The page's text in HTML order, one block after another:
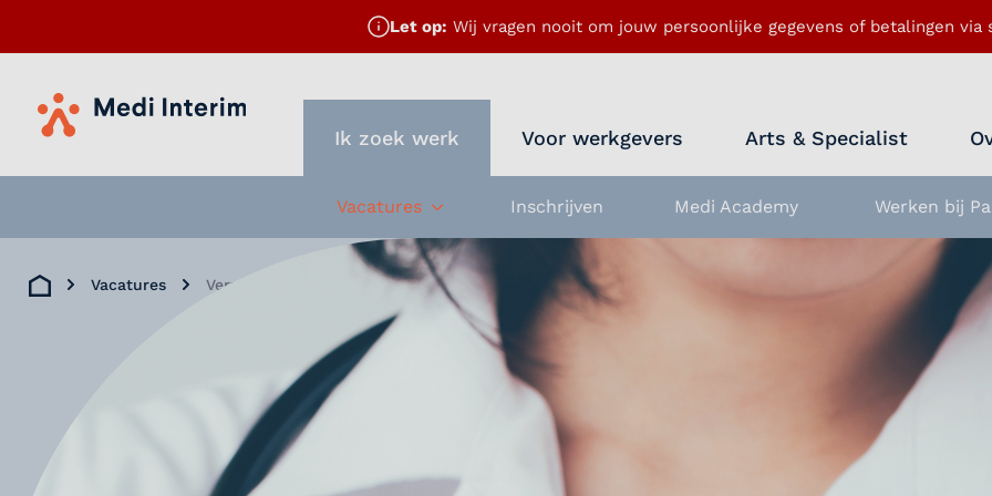
Let op: Wij vragen nooit om jouw persoonlijke gegevens of betalingen via
Home
Ik zoek werk Voor werkgevers Arts & Specialist
Vacatures
Inschrijven Medi Academy Werken bij
Home
Vacatures Verzorgende IG